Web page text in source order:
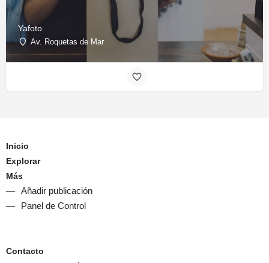
Yafoto
Av. Roquetas de Mar
Inicio
Explorar
Más
Añadir publicación
Panel de Control
Contacto